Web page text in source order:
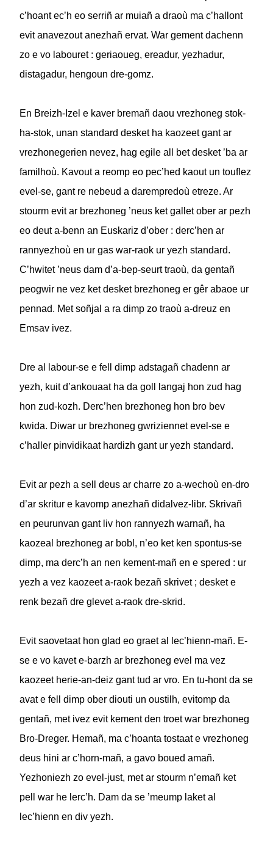
c’hoant ec’h eo serriñ ar muiañ a draoù ma c’hallont
evit anavezout anezhañ ervat. War gement dachenn
zo e vo labouret : geriaoueg, ereadur, yezhadur,
distagadur, hengoun dre-gomz.
En Breizh-Izel e kaver bremañ daou vrezhoneg stok-
ha-stok, unan standard desket ha kaozeet gant ar
vrezhonegerien nevez, hag egile all bet desket ’ba ar
familhoù. Kavout a reomp eo pec’hed kaout un touflez
evel-se, gant re nebeud a darempredoù etreze. Ar
stourm evit ar brezhoneg ’neus ket gallet ober ar pezh
eo deut a-benn an Euskariz d’ober : derc’hen ar
rannyezhoù en ur gas war-raok ur yezh standard.
C’hwitet ’neus dam d’a-bep-seurt traoù, da gentañ
peogwir ne vez ket desket brezhoneg er gêr abaoe ur
pennad. Met soñjal a ra dimp zo traoù a-dreuz en
Emsav ivez.
Dre al labour-se e fell dimp adstagañ chadenn ar
yezh, kuit d’ankouaat ha da goll langaj hon zud hag
hon zud-kozh. Derc’hen brezhoneg hon bro bev
kwida. Diwar ur brezhoneg gwriziennet evel-se e
c’haller pinvidikaat hardizh gant ur yezh standard.
Evit ar pezh a sell deus ar charre zo a-wechoù en-dro
d’ar skritur e kavomp anezhañ didalvez-libr. Skrivañ
en peurunvan gant liv hon rannyezh warnañ, ha
kaozeal brezhoneg ar bobl, n’eo ket ken spontus-se
dimp, ma derc’h an nen kement-mañ en e spered : ur
yezh a vez kaozeet a-raok bezañ skrivet ; desket e
renk bezañ dre glevet a-raok dre-skrid.
Evit saovetaat hon glad eo graet al lec’hienn-mañ. E-
se e vo kavet e-barzh ar brezhoneg evel ma vez
kaozeet herie-an-deiz gant tud ar vro. En tu-hont da se
avat e fell dimp ober diouti un oustilh, evitomp da
gentañ, met ivez evit kement den troet war brezhoneg
Bro-Dreger. Hemañ, ma c’hoanta tostaat e vrezhoneg
deus hini ar c’horn-mañ, a gavo boued amañ.
Yezhoniezh zo evel-just, met ar stourm n’emañ ket
pell war he lerc’h. Dam da se ’meump laket al
lec’hienn en div yezh.